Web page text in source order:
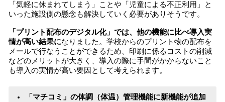
「気軽に休まれてしまう」ことや「児童による不正利用」と
いった施設側の懸念も解決していく必要がありそうです。
「プリント配布のデジタル化」では、他の機能に比べ導入実
情が高い結果になりました。学校からのプリント物の配布を
メールで行なうことができるため、印刷に係るコストの削減
などのメリットが大きく、導入の際に手間がかからないこと
も導入の実情が高い要因として考えられます。
「マチコミ」の体調（体温）管理機能に新機能が追加